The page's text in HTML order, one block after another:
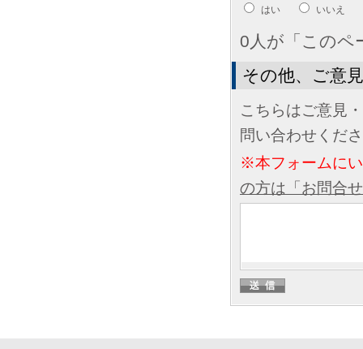
はい いいえ
0人が「このペ
その他、ご意
こちらはご意見
問い合わせくだ
※本フォームに
の方は「お問合